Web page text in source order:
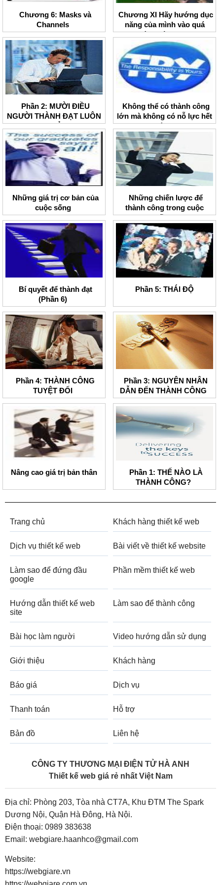
Chương 6: Masks và
Channels
Chương XI Hãy hướng dục
năng của mình vào quá
trình sáng tạo
Phần 2: MƯỜI ĐIỀU
NGƯỜI THÀNH ĐẠT LUÔN
TIN TƯỞNG
Không thể có thành công
lớn mà không có nỗ lực hết
mình
Những giá trị cơ bản của
cuộc sống
Những chiến lược để
thành công trong cuộc
sống
Bí quyết để thành đạt
(Phần 6)
Phần 5: THÁI ĐỘ
Phần 4: THÀNH CÔNG
TUYỆT ĐỐI
Phần 3: NGUYÊN NHÂN
DẪN ĐẾN THÀNH CÔNG
Nâng cao giá trị bản thân
Phần 1: THẾ NÀO LÀ
THÀNH CÔNG?
Trang chủ Khách hàng thiết kế web
Dịch vụ thiết kế web Bài viết về thiết kế website
Làm sao để đứng đầu
google
Phần mềm thiết kế web
Hướng dẫn thiết kế web
site
Làm sao để thành công
Bài học làm người Video hướng dẫn sử dụng
Giới thiệu Khách hàng
Báo giá Dịch vụ
Thanh toán Hỗ trợ
Bản đồ Liên hệ
CÔNG TY THƯƠNG MẠI ĐIỆN TỬ HÀ ANH
Thiết kế web giá rẻ nhất Việt Nam
Địa chỉ: Phòng 203, Tòa nhà CT7A, Khu ĐTM The Spark
Dương Nội, Quận Hà Đông, Hà Nội.
Điện thoại: 0989 383638
Email: webgiare.haanhco@gmail.com
Website:
https://webgiare.vn